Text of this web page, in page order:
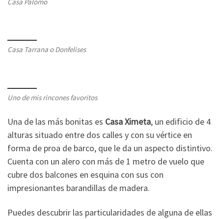
Casa Tarrana o Donfelises
Uno de mis rincones favoritos
Una de las más bonitas es Casa Ximeta, un edificio de 4
alturas situado entre dos calles y con su vértice en
forma de proa de barco, que le da un aspecto distintivo.
Cuenta con un alero con más de 1 metro de vuelo que
cubre dos balcones en esquina con sus con
impresionantes barandillas de madera.
Puedes descubrir las particularidades de alguna de ellas